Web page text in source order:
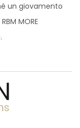
un giovamento
MORE